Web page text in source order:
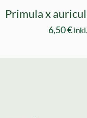
Primula x
6,50€